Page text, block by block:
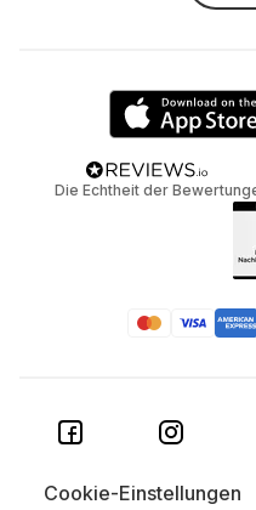
Die Echtheit der
Cookie-Einstellungen